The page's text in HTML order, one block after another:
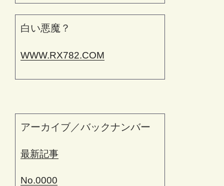
白い悪魔？
WWW.RX782.COM
アーカイブ／バックナンバー
最新記事
No.0000